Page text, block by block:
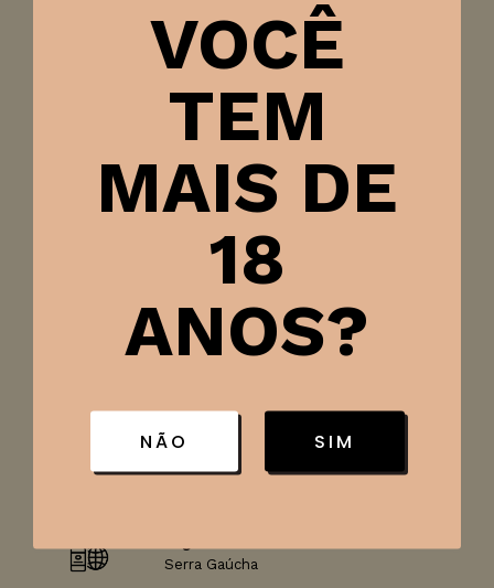
Coloração amarelo palha, com abundante
Aromas frutados, com predominância da uva
persistência
Ficha técnica
Classificação
Suave
Serra Gaúcha
VOCÊ
TEM
MAIS DE
18
ANOS?
NÃO SIM